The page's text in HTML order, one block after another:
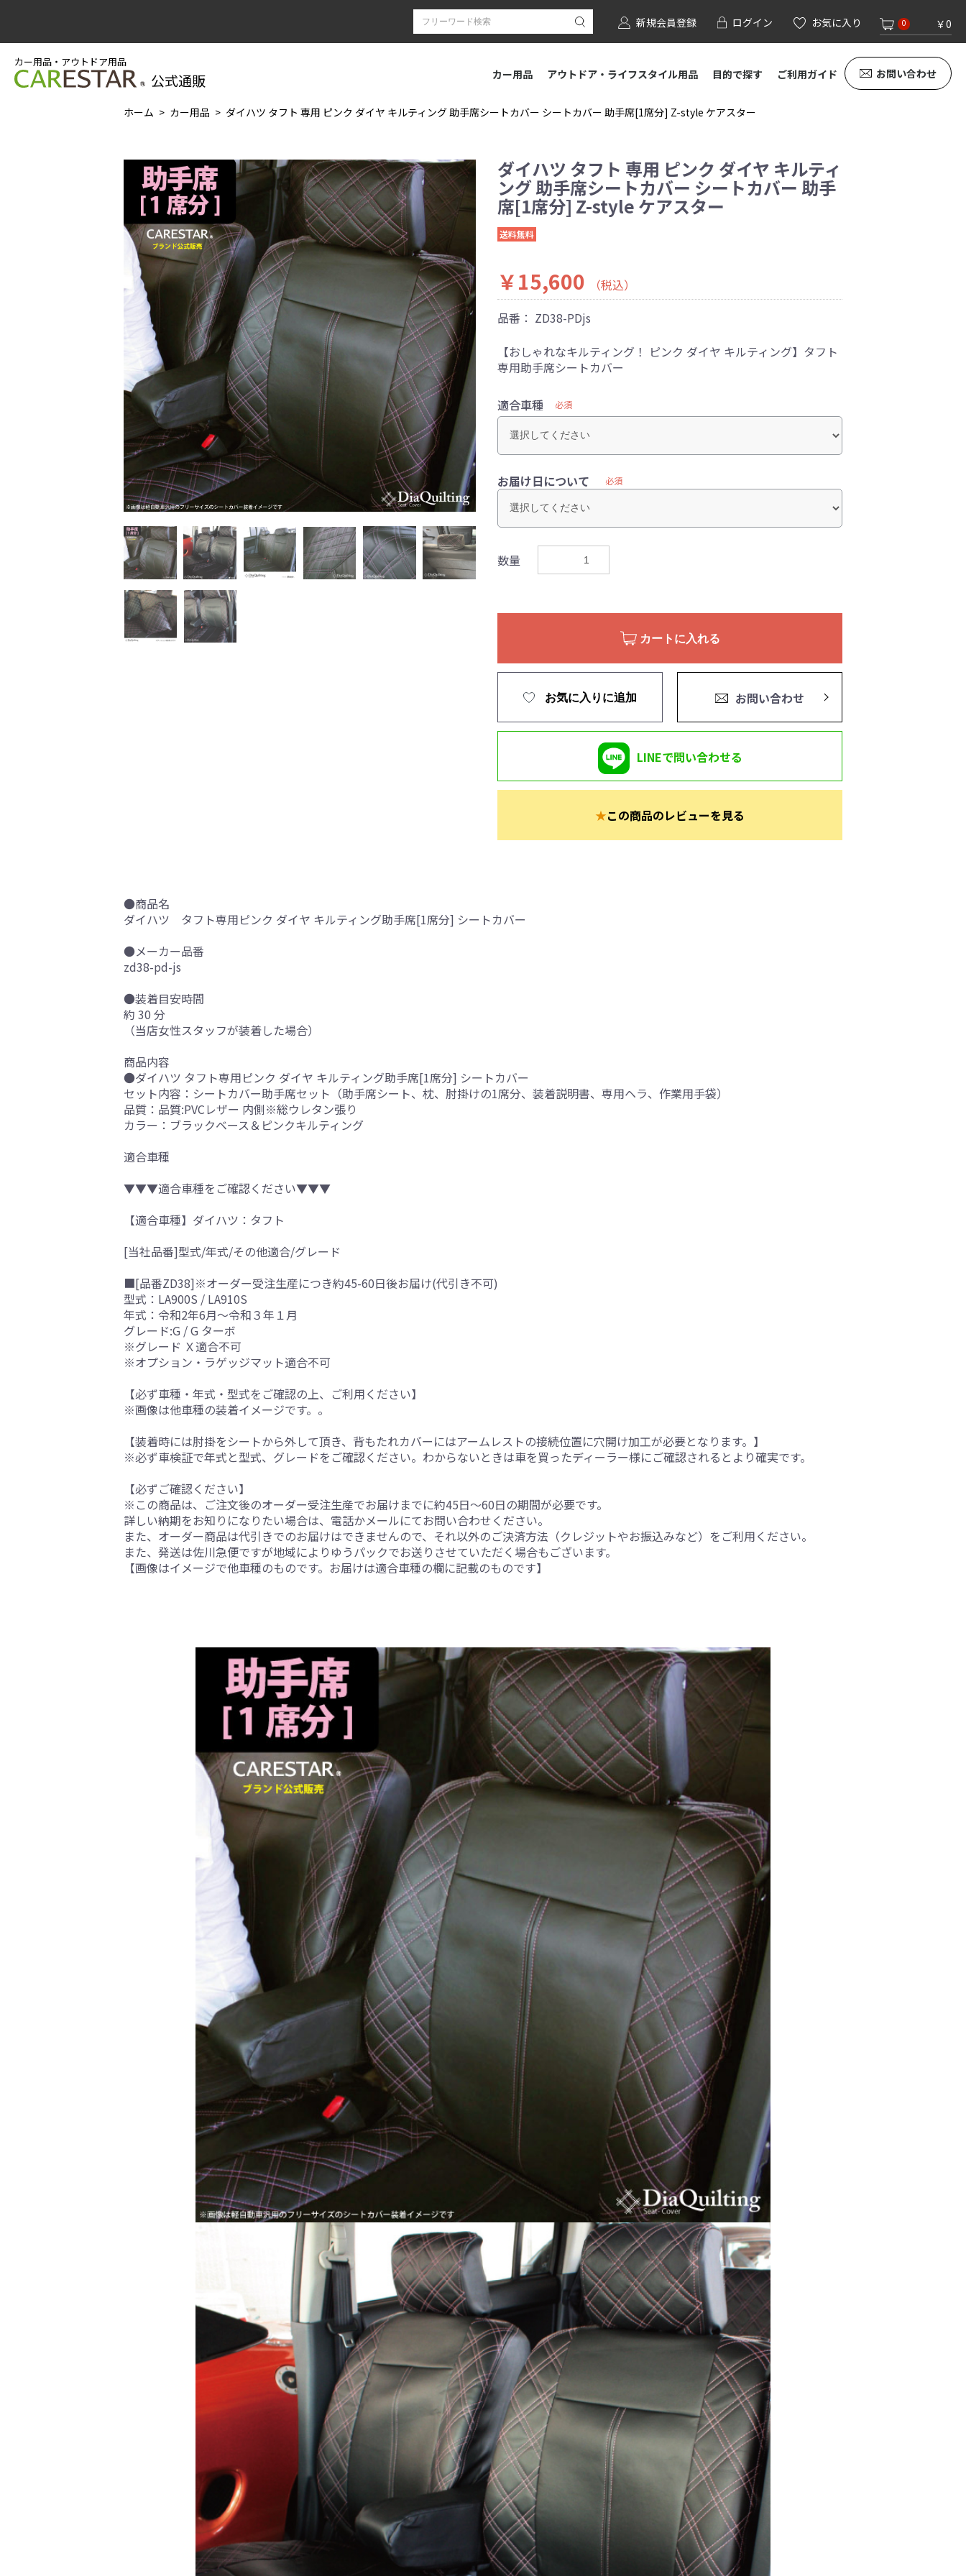
新規会員登録 ログイン お気に入り 0 ￥0
カー用品・アウトドア用品
公式通販 カー用品 アウトドア・ライフスタイル用品 目的で探す ご利用ガイド お問い合わせ
ホーム カー用品 ダイハツ タフト 専用 ピンク ダイヤ キルティング 助手席シートカバー シートカバー 助手席[1席分] Z-style ケアスター
ダイハツ タフト 専用 ピンク ダイヤ キルティ
ング 助手席シートカバー シートカバー 助手
席[1席分] Z-style ケアスター
送料無料
￥15,600
（税込）
品番： ZD38-PDjs
【おしゃれなキルティング！ ピンク ダイヤ キルティング】タフト
専用助手席シートカバー
適合車種 必須
お届け日について 必須
数量
カートに入れる
お気に入りに追加 お問い合わせ
LINEで問い合わせる
★この商品のレビューを見る
●商品名
ダイハツ タフト専用ピンク ダイヤ キルティング助手席[1席分] シートカバー
●メーカー品番
zd38-pd-js
●装着目安時間
約 30 分
（当店女性スタッフが装着した場合）
商品内容
●ダイハツ タフト専用ピンク ダイヤ キルティング助手席[1席分] シートカバー
セット内容：シートカバー助手席セット（助手席シート、枕、肘掛けの1席分、装着説明書、専用ヘラ、作業用手袋）
品質：品質:PVCレザー 内側※総ウレタン張り
カラー：ブラックベース＆ピンクキルティング
適合車種
▼▼▼適合車種をご確認ください▼▼▼
【適合車種】ダイハツ：タフト
[当社品番]型式/年式/その他適合/グレード
■[品番ZD38]※オーダー受注生産につき約45-60日後お届け(代引き不可)
型式：LA900S / LA910S
年式：令和2年6月～令和３年１月
グレード:G / G ターボ
※グレード Ｘ適合不可
※オプション・ラゲッジマット適合不可
【必ず車種・年式・型式をご確認の上、ご利用ください】
※画像は他車種の装着イメージです。。
【装着時には肘掛をシートから外して頂き、背もたれカバーにはアームレストの接続位置に穴開け加工が必要となります。】
※必ず車検証で年式と型式、グレードをご確認ください。わからないときは車を買ったディーラー様にご確認されるとより確実です。
【必ずご確認ください】
※この商品は、ご注文後のオーダー受注生産でお届けまでに約45日～60日の期間が必要です。
詳しい納期をお知りになりたい場合は、電話かメールにてお問い合わせください。
また、オーダー商品は代引きでのお届けはできませんので、それ以外のご決済方法（クレジットやお振込みなど）をご利用ください。
また、発送は佐川急便ですが地域によりゆうパックでお送りさせていただく場合もございます。
【画像はイメージで他車種のものです。お届けは適合車種の欄に記載のものです】